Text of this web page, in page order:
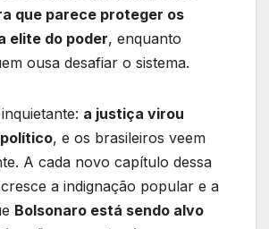
que parece proteger os
elite do poder, enquanto
ousa desafiar o sistema.
a justiça virou
, e os brasileiros veem
A cada novo capítulo dessa
a indignação popular e a
Bolsonaro está sendo alvo